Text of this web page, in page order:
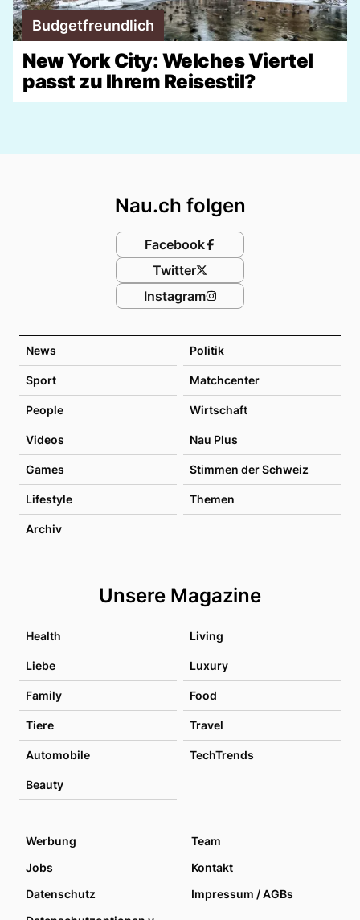
Budgetfreundlich
New York City: Welches Viertel
passt zu Ihrem Reisestil?
News Politik
Sport Matchcenter
People Wirtschaft
Videos Nau Plus
Games Stimmen der Schweiz
Lifestyle Themen
Archiv
Unsere Magazine
Health Living
Liebe Luxury
Family Food
Tiere Travel
Automobile TechTrends
Beauty
Nau.ch folgen
Facebook
Twitter
Instagram
Werbung
Team
Jobs
Kontakt
Datenschutz
Impressum / AGBs